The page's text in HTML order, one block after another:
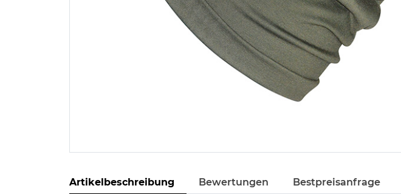
Artikelbeschreibung Bewertungen Bestpreisanfrage